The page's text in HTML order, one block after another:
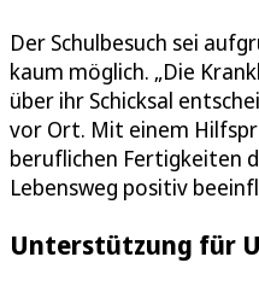
Der Schulbesuch sei
kaum möglich. „Die
über ihr Schicksal
vor Ort. Mit einem
beruflichen Fertigkeiten
Lebensweg positiv
Unterstützung für